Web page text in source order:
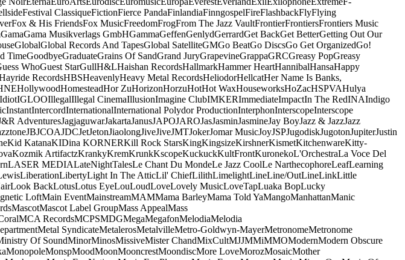
Festival ClassiqueFictionFierce PandaFinlandiaFinngospelFireFlashbackFlyFlying
Fox & His FriendsFox MusicFreedomFrogFrom The Jazz VaultFrontierFrontiersFrontiers Music
GamaGama Musikverlags GmbHGammaGeffenGenlydGerrardGet BackGet BetterGetting Out Our
GlobalGlobal Records And TapesGlobal SatelliteGMGo BeatGo DiscsGo Get OrganizedGo!
TimeGoodbyeGraduateGrains Of SandGrand JuryGrapevineGrappaGRCGreasy PopGreasy
WhoGuest StarGullH&LHaishan RecordsHallmarkHammer HeartHannibalHansaHappy
RecordsHBSHeavenlyHeavy Metal RecordsHeliodorHellcatHer Name Is Banks,
HollywoodHomesteadHor ZuHorizonHorzuHotHot WaxHouseworksHoZacHSPVAHulya
IdiotIGLOOIllegalIllegal CinemaIllusionImagine ClubIMKERImmediateImpactIn The RedINAIndigo
InstantIntercordInternationalInternational Polydor ProductionInterphonInterscopeInterscope
AdventuresJagjaguwarJakartaJanusJAPOJAROJasJasminJasmineJay BoyJazz & JazzJazz
JBJCOAJDCJetJetonJiaolongJiveJiveJMTJokerJomar MusicJoyJSPJugodiskJugotonJupiterJustin
Kid KatanaKIDina KORNERKill Rock StarsKingKingsizeKirshnerKismetKitchenwareKitty-
Kozmik ArtifactzKrankyKremKrunkKscopeKuckuckKultFrontKuronekoL'OrchestraLa Voce Del
LASER MEDIALateNightTalesLe Chant Du MondeLe Jazz CoolLe NarthecophoreLeafLearning
LiberationLibertyLight In The AtticLil' ChiefLilithLimelightLineLine/OutLineLinkLittle
Look BackLotusLotus EyeLouLoudLoveLovely MusicLoveTapLuaka BopLucky
LoftMain EventMainstreamMAMMama BarleyMama Told YaMangoManhattanManic
MascotMascot Label GroupMass AppealMass
MCA RecordsMCPSMDGMegaMegafonMelodiaMelodia
Metal SyndicateMetalerosMetalvilleMetro-Goldwyn-MayerMetronomeMetronome
Of SoundMinorMinosMissiveMister ChandMixCultMJJMMiMMOModernModern Obscure
MonopoleMonspMoodMoonMooncrestMoondiscMore LoveMorozMosaicMother